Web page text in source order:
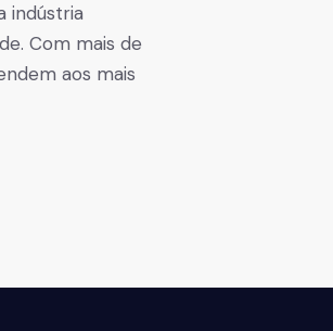
indústria
Com mais de
aos mais